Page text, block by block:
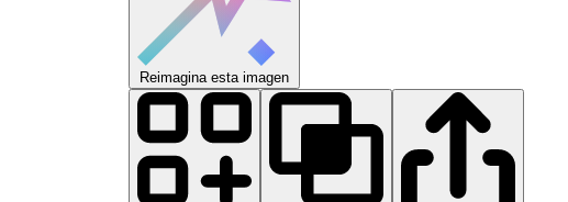
Reimagina esta imagen